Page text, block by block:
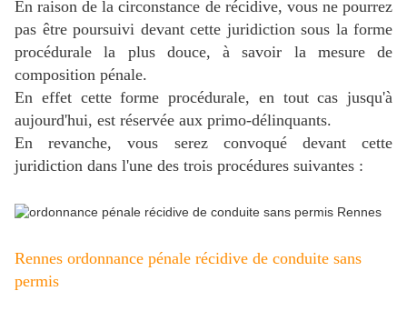
En raison de la circonstance de récidive, vous ne pourrez
pas être poursuivi devant cette juridiction sous la forme
procédurale la plus douce, à savoir la mesure de
composition pénale.
En effet cette forme procédurale, en tout cas jusqu'à
aujourd'hui, est réservée aux primo-délinquants.
En revanche, vous serez convoqué devant cette
juridiction dans l'une des trois procédures suivantes :
Rennes ordonnance pénale récidive de conduite sans
permis